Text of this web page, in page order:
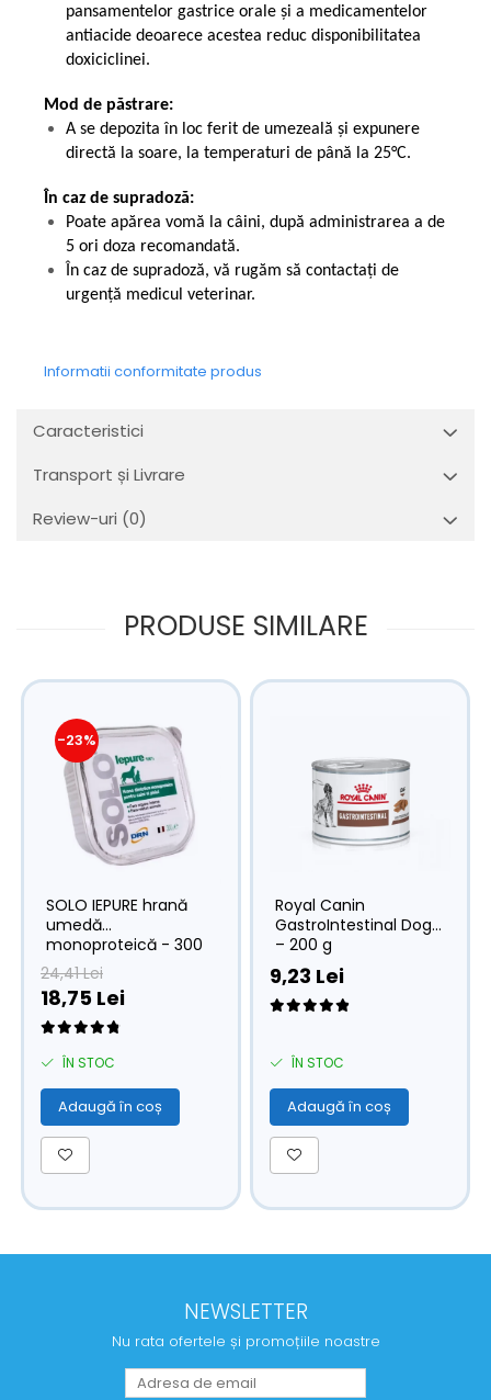
pansamentelor gastrice orale și a medicamentelor
antiacide deoarece acestea reduc disponibilitatea
doxiciclinei.
Mod de păstrare:
A se depozita în loc ferit de umezeală și expunere
directă la soare, la temperaturi de până la 25°C.
În caz de supradoză:
Poate apărea vomă la câini, după administrarea a de
5 ori doza recomandată.
În caz de supradoză, vă rugăm să contactați de
urgență medicul veterinar.
Informatii conformitate produs
Caracteristici
Transport și Livrare
Review-uri (0)
PRODUSE SIMILARE
-23%
SOLO IEPURE hrană
umedă
monoproteică - 300
g
24,41 Lei
18,75 Lei
ÎN STOC
Adaugă în coș
Royal Canin
GastroIntestinal Dog
– 200 g
9,23 Lei
ÎN STOC
Adaugă în coș
NEWSLETTER
Nu rata ofertele și promoțiile noastre